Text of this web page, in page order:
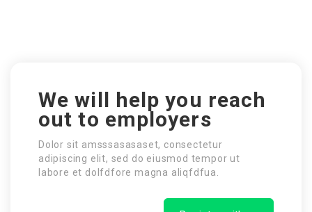
We will help you reach
out to employers
Dolor sit amsssasasaset, consectetur
adipiscing elit, sed do eiusmod tempor ut
labore et dolfdfore magna aliqfdfua.